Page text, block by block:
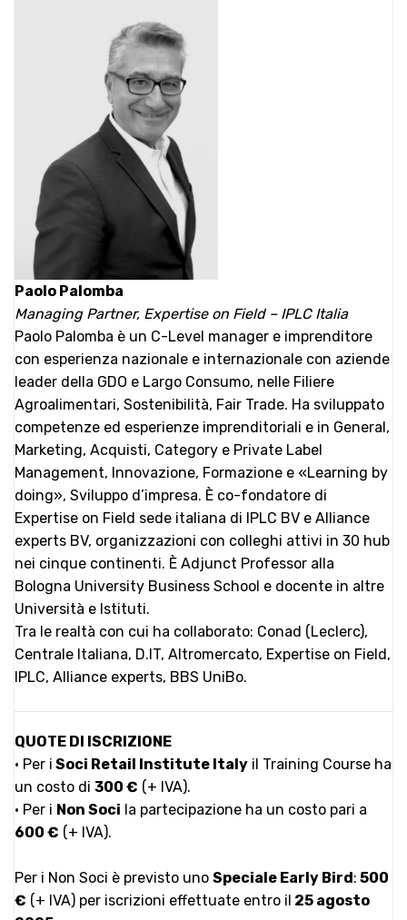
Paolo Palomba
Managing Partner, Expertise on Field – IPLC Italia
Paolo Palomba è un C-Level manager e imprenditore
con esperienza nazionale e internazionale con aziende
leader della GDO e Largo Consumo, nelle Filiere
Agroalimentari, Sostenibilità, Fair Trade. Ha sviluppato
competenze ed esperienze imprenditoriali e in General,
Marketing, Acquisti, Category e Private Label
Management, Innovazione, Formazione e «Learning by
doing», Sviluppo d’impresa. È co-fondatore di
Expertise on Field sede italiana di IPLC BV e Alliance
experts BV, organizzazioni con colleghi attivi in 30 hub
nei cinque continenti. È Adjunct Professor alla
Bologna University Business School e docente in altre
Università e Istituti.
Tra le realtà con cui ha collaborato: Conad (Leclerc),
Centrale Italiana, D.IT, Altromercato, Expertise on Field,
IPLC, Alliance experts, BBS UniBo.
QUOTE DI ISCRIZIONE
• Per i Soci Retail Institute Italy il Training Course ha
un costo di 300 € (+ IVA).
• Per i Non Soci la partecipazione ha un costo pari a
600 € (+ IVA).
Per i Non Soci è previsto uno Speciale Early Bird: 500
€ (+ IVA) per iscrizioni effettuate entro il 25 agosto